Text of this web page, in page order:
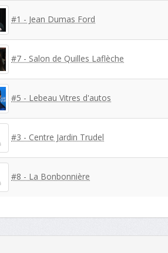
#1 - Jean Dumas Ford
#7 - Salon de Quilles Laflèche
#5 - Lebeau Vitres d'autos
#3 - Centre Jardin Trudel
#8 - La Bonbonnière